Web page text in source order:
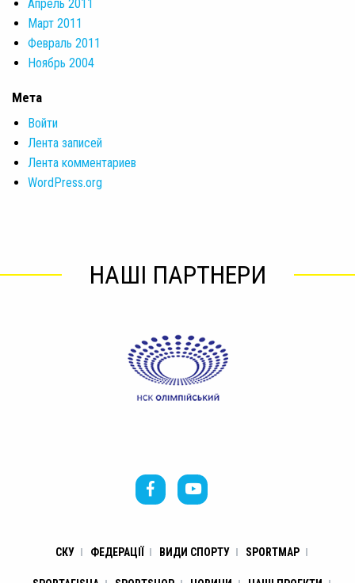
Апрель 2011
Март 2011
Февраль 2011
Ноябрь 2004
Мета
Войти
Лента записей
Лента комментариев
WordPress.org
НАШІ ПАРТНЕРИ
СКУ ФЕДЕРАЦІЇ ВИДИ СПОРТУ SPORTMAP